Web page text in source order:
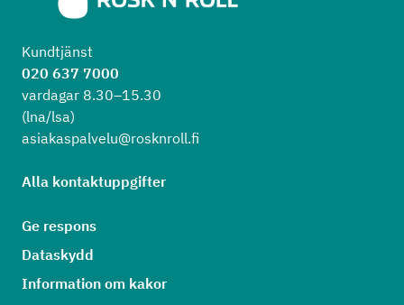
Kundtjänst
020 637 7000
vardagar 8.30–15.30
(lna/lsa)
asiakaspalvelu@rosknroll.fi
Alla kontaktuppgifter
Ge respons
Dataskydd
Information om kakor